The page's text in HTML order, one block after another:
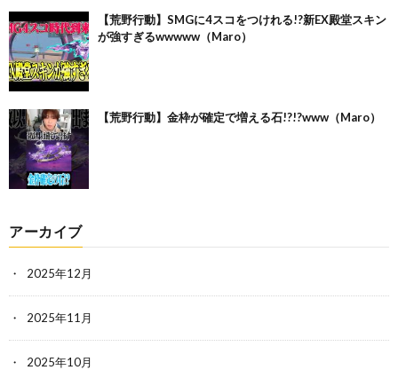
【荒野行動】SMGに4スコをつけれる!?新EX殿堂スキン
が強すぎるwwwww（Maro）
【荒野行動】金枠が確定で増える石!?!?www（Maro）
アーカイブ
2025年12月
2025年11月
2025年10月